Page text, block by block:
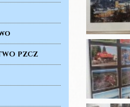
PZCZ